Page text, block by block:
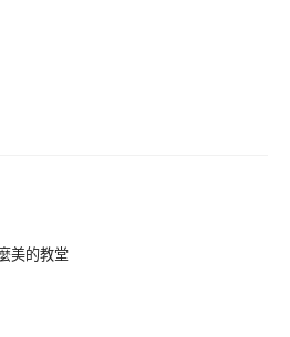
美的教堂